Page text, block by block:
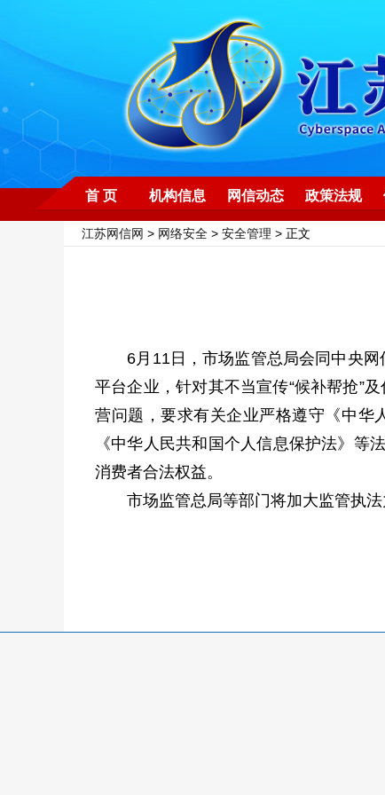
首 页 机构信息 网信动态 政策法规
江苏网信网 > 网络安全 > 安全管理 > 正文
6月11日，市场监管总局会同中央网
平台企业，针对其不当宣传“候补帮抢”
营问题，要求有关企业严格遵守《中华
《中华人民共和国个人信息保护法》
消费者合法权益。
市场监管总局等部门将加大监管执法